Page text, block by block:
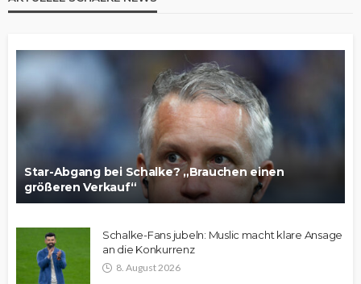
Star-Abgang bei Schalke? „Brauchen einen
größeren Verkauf“
Schalke-Fans jubeln: Muslic macht klare Ansage
an die Konkurrenz
8. August 2026